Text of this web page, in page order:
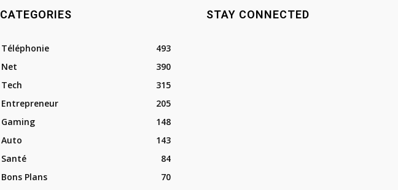
CATEGORIES
Téléphonie
493
Net
390
Tech
315
Entrepreneur
205
Gaming
148
Auto
143
Santé
84
Bons Plans
70
STAY CONNECTED